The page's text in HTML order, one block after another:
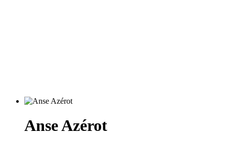
Anse Azérot